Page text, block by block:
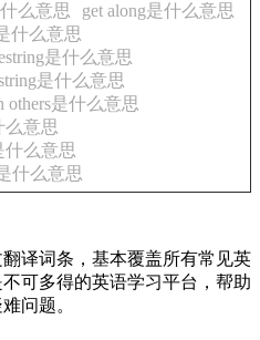
么意思
get along是什么意思
什么意思
是什么意思
是什么意思
others是什么意思
么意思
什么意思
什么意思
译词条，基本覆盖所有常见英
可多得的英语学习平台，帮助
问题。